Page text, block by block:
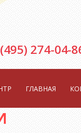
274-04-
ГЛАВНАЯ